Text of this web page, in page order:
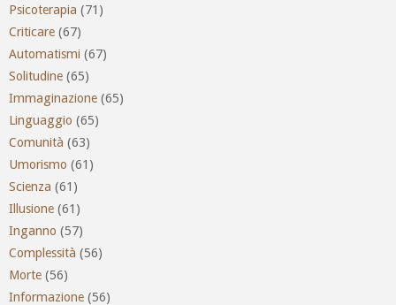
Psicoterapia (71)
Criticare (67)
Automatismi (67)
Solitudine (65)
Immaginazione (65)
Linguaggio (65)
Comunità (63)
Umorismo (61)
Scienza (61)
Illusione (61)
Inganno (57)
Complessità (56)
Morte (56)
Informazione (56)